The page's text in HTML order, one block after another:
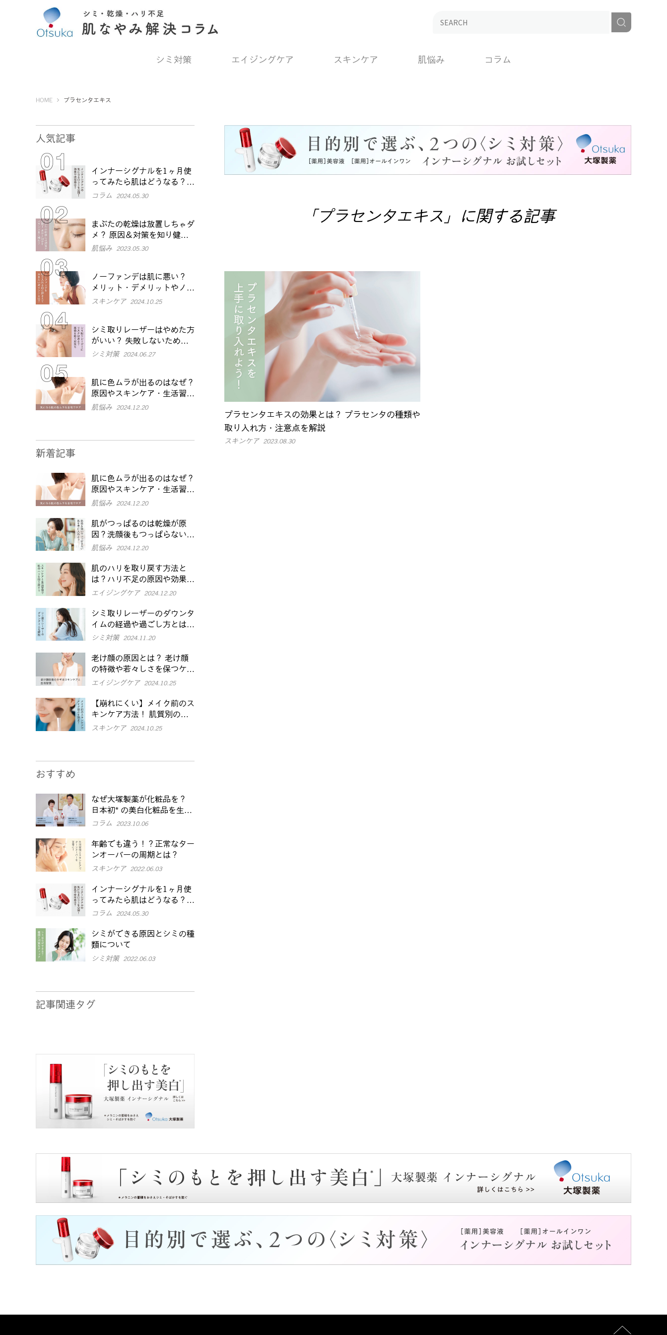
シミ対策 エイジングケア スキンケア 肌悩み コラム
HOMEOtsuka Pharmaceutical Co., Ltd.
プラセンタエキス
「プラセンタエキス」に関する記事
プラセンタエキスの効果とは？ プラセンタの種類や
取り入れ方・注意点を解説
スキンケア 2023.08.30
人気記事
インナーシグナルを1ヶ月使
ってみたら肌はどうなる？効
果や本音口コミをチェック
コラム 2024.05.30
まぶたの乾燥は放置しちゃダ
メ？ 原因＆対策を知り健や
かな目元に
肌悩み 2023.05.30
ノーファンデは肌に悪い？
メリット・デメリットやノー
ファンデのポイントを解説
スキンケア 2024.10.25
シミ取りレーザーはやめた方
がいい？ 失敗しないために
知っておきたいメリット・デ
シミ対策 2024.06.27
肌に色ムラが出るのはなぜ？
原因やスキンケア・生活習慣
での改善方法を解説
肌悩み 2024.12.20
新着記事
肌に色ムラが出るのはなぜ？
原因やスキンケア・生活習慣
での改善方法を解説
肌悩み 2024.12.20
肌がつっぱるのは乾燥が原
因？洗顔後もつっぱらない肌
を目指す対策を紹介
肌悩み 2024.12.20
肌のハリを取り戻す方法と
は？ハリ不足の原因や効果的
なケアを紹介
エイジングケア 2024.12.20
シミ取りレーザーのダウンタ
イムの経過や過ごし方とは？
でやすい症状や注意点も
シミ対策 2024.11.20
老け顔の原因とは？ 老け顔
の特徴や若々しさを保つケア
を紹介
エイジングケア 2024.10.25
【崩れにくい】メイク前のス
キンケア方法！ 肌質別のポ
イントや注意点も解説
スキンケア 2024.10.25
おすすめ
なぜ大塚製薬が化粧品を？
日本初* の美白化粧品を生み
出した研究員の「こだわり」
コラム 2023.10.06
年齢でも違う！？正常なター
ンオーバーの周期とは？
スキンケア 2022.06.03
インナーシグナルを1ヶ月使
ってみたら肌はどうなる？効
果や本音口コミをチェック
コラム 2024.05.30
シミができる原因とシミの種
類について
シミ対策 2022.06.03
記事関連タグ